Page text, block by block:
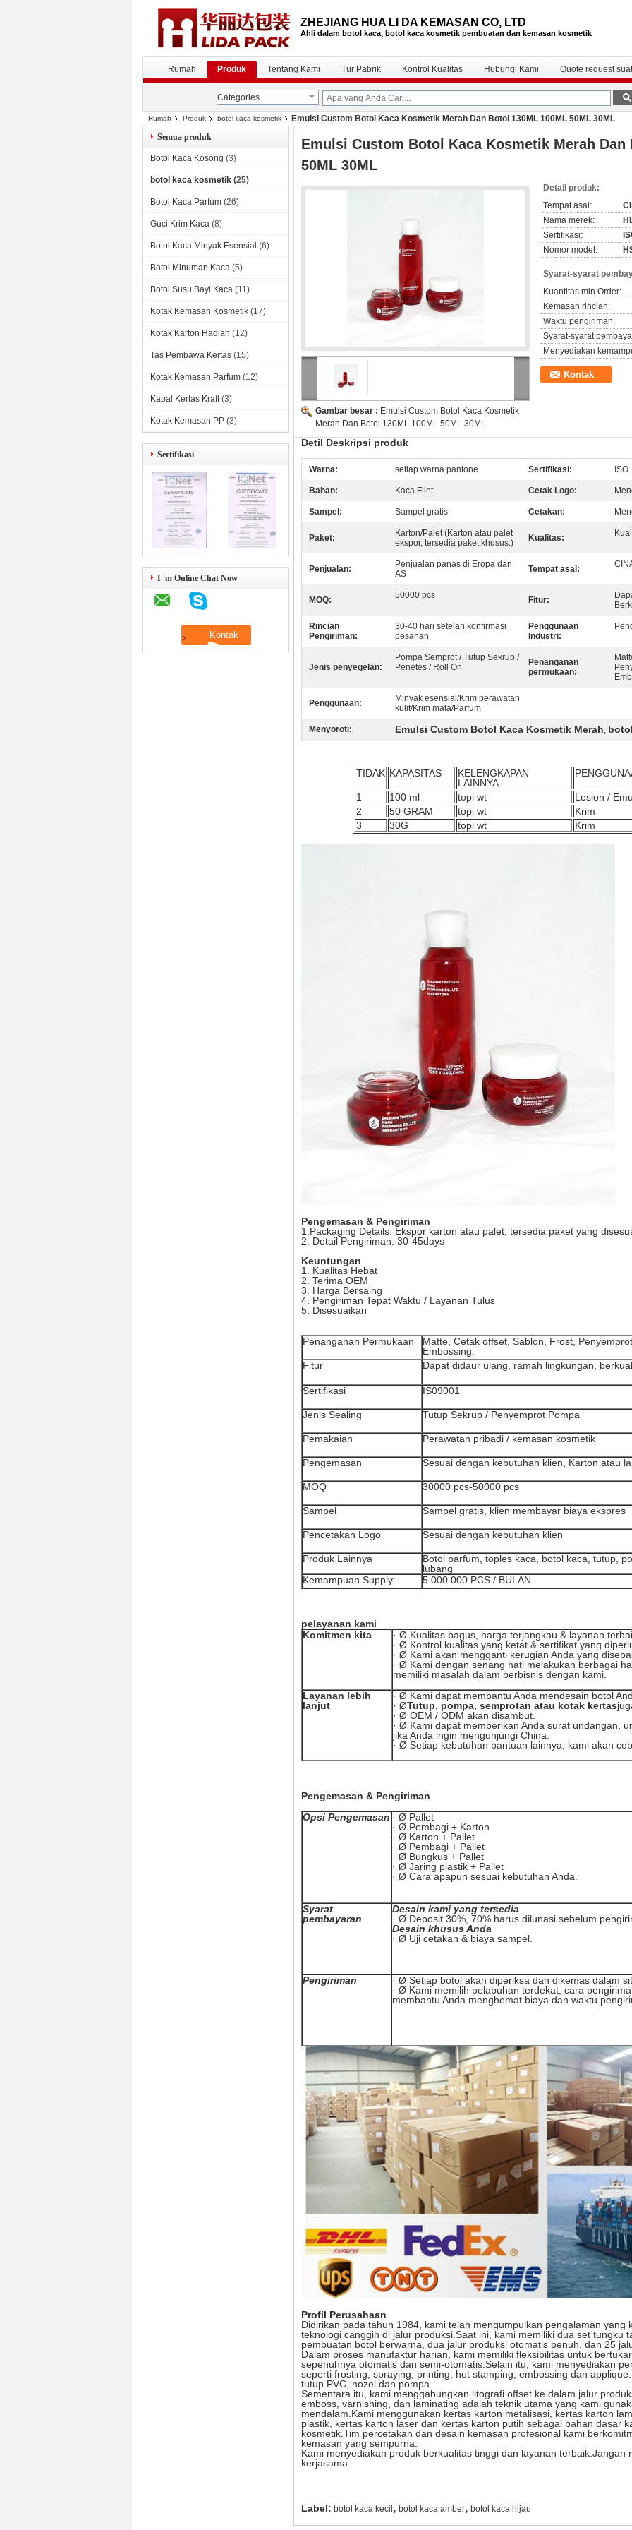
ZHEJIANG HUA LI DA KEMASAN CO, LTD
Ahli dalam botol kaca, botol kaca kosmetik pembuatan dan kemasan kosmetik
Rumah Produk Tentang Kami Tur Pabrik Kontrol Kualitas Hubungi Kami Quote request
Categories
Rumah Produk botol kaca kosmetik
Emulsi Custom Botol Kaca Kosmetik Merah Dan Botol 130ML 100ML 50ML 30ML
Semua produk
Botol Kaca Kosong (3)
botol kaca kosmetik (25)
Botol Kaca Parfum (26)
Guci Krim Kaca (8)
Botol Kaca Minyak Esensial (6)
Botol Minuman Kaca (5)
Botol Susu Bayi Kaca (11)
Kotak Kemasan Kosmetik (17)
Kotak Karton Hadiah (12)
Tas Pembawa Kertas (15)
Kotak Kemasan Parfum (12)
Kapal Kertas Kraft (3)
Kotak Kemasan PP (3)
Sertifikasi
I 'm Online Chat Now
Emulsi Custom Botol Kaca Kosmetik Merah Dan
50ML 30ML
Gambar besar : Emulsi Custom Botol Kaca Kosmetik
Merah Dan Botol 130ML 100ML 50ML 30ML
Detail produk:
Tempat asal:
Nama merek:
Sertifikasi:
Nomor model:
Syarat-syarat
Kuantitas min Order:
Kemasan rincian:
Waktu pengiriman:
Syarat-syarat
Menyediakan
Kontak
Detil Deskripsi produk
Warna: setiap warna pantone Sertifikasi: ISO
Bahan: Kaca Flint Cetak Logo:
Sampel: Sampel gratis Cetakan:
Paket:
Karton/Palet (Karton atau palet
ekspor, tersedia paket khusus.)
Kualitas:
Penjualan:
Penjualan panas di Eropa dan
AS
Tempat asal:
MOQ: 50000 pcs Fitur:
Rincian
Pengiriman:
30-40 hari setelah konfirmasi
pesanan
Penggunaan
Industri:
Jenis penyegelan:
Pompa Semprot / Tutup Sekrup /
Penetes / Roll On
Penanganan
permukaan:
Penggunaan:
Minyak esensial/Krim perawatan
kulit/Krim mata/Parfum
Menyoroti: Emulsi Custom Botol Kaca Kosmetik Merah,
TIDAK KAPASITAS
KELENGKAPAN
LAINNYA
1 100 ml topi wt
Losion /
2
50 GRAM topi wt
Krim
3
30G topi wt Krim
Pengemasan & Pengiriman
1.Packaging Details: Ekspor karton atau palet, tersedia paket yang
2. Detail Pengiriman: 30-45days
Keuntungan
1. Kualitas Hebat
2. Terima OEM
3. Harga Bersaing
4. Pengiriman Tepat Waktu / Layanan Tulus
5. Disesuaikan
Penanganan Permukaan
Matte, Cetak offset, Sablon, Frost,
Embossing.
Fitur
Dapat didaur ulang, ramah lingkungan,
Sertifikasi IS09001
Jenis Sealing Tutup Sekrup / Penyemprot Pompa
Pemakaian Perawatan pribadi / kemasan kosmetik
Pengemasan Sesuai dengan kebutuhan klien, Karton atau
MOQ 30000 pcs-50000 pcs
Sampel Sampel gratis, klien membayar biaya ekspres
Pencetakan Logo Sesuai dengan kebutuhan klien
Produk Lainnya
Botol parfum, toples kaca, botol kaca, tutup,
lubang
Kemampuan Supply:
5.000.000 PCS / BULAN
pelayanan kami
Komitmen kita
· Ø Kualitas bagus, harga terjangkau & layanan
· Ø Kontrol kualitas yang ketat & sertifikat yang
· Ø Kami akan mengganti kerugian Anda yang
· Ø Kami dengan senang hati melakukan berbagai
memiliki masalah dalam berbisnis dengan kami.
Layanan lebih
lanjut
· Ø Kami dapat membantu Anda mendesain botol
· ØTutup, pompa, semprotan atau kotak kertas
· Ø OEM / ODM akan disambut.
· Ø Kami dapat memberikan Anda surat undangan,
jika Anda ingin mengunjungi China.
· Ø Setiap kebutuhan bantuan lainnya, kami akan
Pengemasan & Pengiriman
Opsi Pengemasan · Ø Pallet
· Ø Pembagi + Karton
· Ø Karton + Pallet
· Ø Pembagi + Pallet
· Ø Bungkus + Pallet
· Ø Jaring plastik + Pallet
· Ø Cara apapun sesuai kebutuhan Anda.
Syarat
pembayaran
Desain kami yang tersedia
· Ø Deposit 30%, 70% harus dilunasi sebelum
Desain khusus Anda
· Ø Uji cetakan & biaya sampel.
Pengiriman
· Ø Setiap botol akan diperiksa dan dikemas dalam
· Ø Kami memilih pelabuhan terdekat, cara
membantu Anda menghemat biaya dan waktu
Profil Perusahaan
Didirikan pada tahun 1984, kami telah mengumpulkan pengalaman yang
teknologi canggih di jalur produksi.Saat ini, kami memiliki dua set tungku
pembuatan botol berwarna, dua jalur produksi otomatis penuh, dan 25
Dalam proses manufaktur harian, kami memiliki fleksibilitas untuk
sepenuhnya otomatis dan semi-otomatis.Selain itu, kami menyediakan
seperti frosting, spraying, printing, hot stamping, embossing dan
tutup PVC, nozel dan pompa.
Sementara itu, kami menggabungkan litografi offset ke dalam jalur
emboss, varnishing, dan laminating adalah teknik utama yang kami
mendalam.Kami menggunakan kertas karton metalisasi, kertas karton
plastik, kertas karton laser dan kertas karton putih sebagai bahan dasar
kosmetik.Tim percetakan dan desain kemasan profesional kami
kemasan yang sempurna.
Kami menyediakan produk berkualitas tinggi dan layanan terbaik.Jangan
kerjasama.
Label: botol kaca kecil , botol kaca amber, botol kaca hijau